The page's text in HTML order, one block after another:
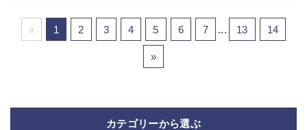
« 1 2 3 4 5 6 7 ... 13 14
»
カテゴリーから選ぶ